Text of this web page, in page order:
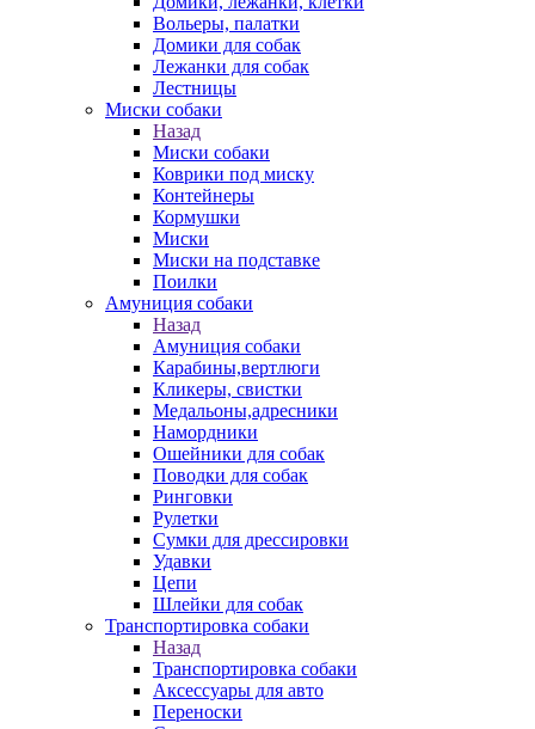
Вольеры, палатки
Домики для собак
Лежанки для собак
Лестницы
Миски собаки
Назад
Миски собаки
Коврики под миску
Контейнеры
Кормушки
Миски
Миски на подставке
Поилки
Амуниция собаки
Назад
Амуниция собаки
Карабины,вертлюги
Кликеры, свистки
Медальоны,адресники
Намордники
Ошейники для собак
Поводки для собак
Ринговки
Рулетки
Сумки для дрессировки
Удавки
Цепи
Шлейки для собак
Транспортировка собаки
Назад
Транспортировка собаки
Аксессуары для авто
Переноски